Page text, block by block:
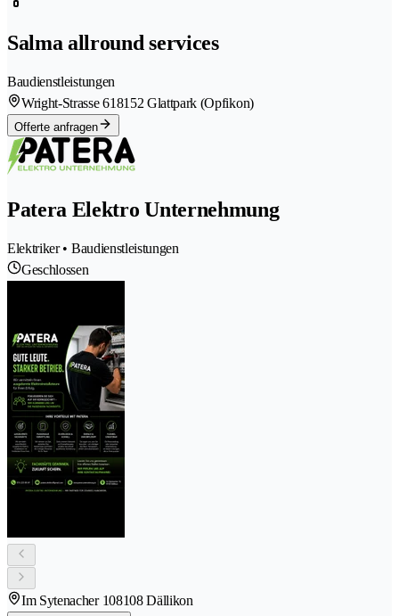
Salma allround services
Baudienstleistungen
Wright-Strasse 618152 Glattpark (Opfikon)
Offerte anfragen
Patera Elektro Unternehmung
Elektriker • Baudienstleistungen
Geschlossen
Im Sytenacher 108108 Dällikon